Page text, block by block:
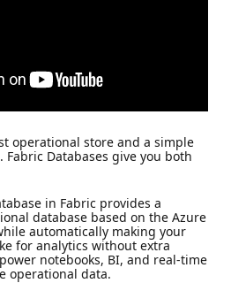
operational store and a simple
Databases give you both
in Fabric provides a
database based on the Azure
automatically making your
for analytics without extra
notebooks, BI, and real‑time
operational data.